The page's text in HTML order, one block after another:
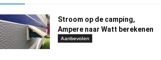
Stroom op de camping,
Ampere naar Watt berekenen
Aanbevolen